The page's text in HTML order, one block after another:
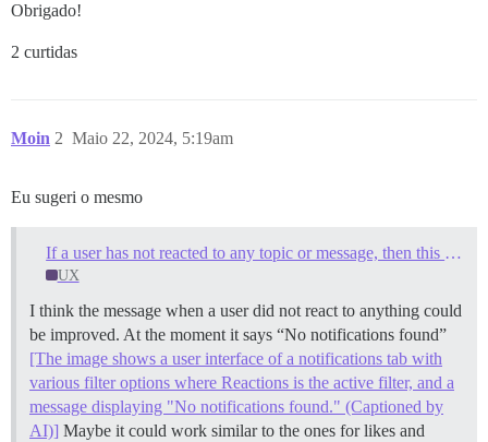
Obrigado!
2 curtidas
Moin Maio 22, 2024, 5:19am
2
Eu sugeri o mesmo
If a user has not reacted to any topic or message, then this page (/activity/reactions) gives an error
UX
I think the message when a user did not react to anything could
be improved. At the moment it says “No notifications found”
[The image shows a user interface of a notifications tab with
various filter options where Reactions is the active filter, and a
message displaying "No notifications found." (Captioned by
AI)] Maybe it could work similar to the ones for likes and